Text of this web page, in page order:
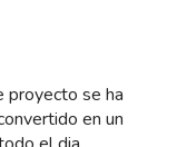
proyecto se ha
en un